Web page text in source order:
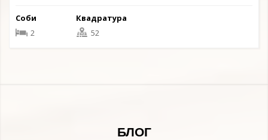
Соби
2
Квадратура
52
БЛОГ